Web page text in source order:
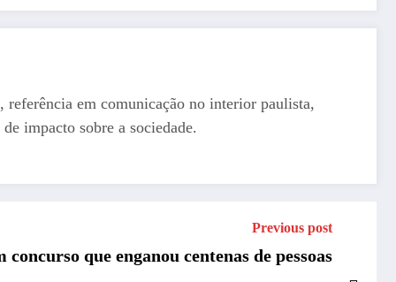
em comunicação no interior paulista,
impacto sobre a sociedade.
Previous post
que enganou centenas de pessoas